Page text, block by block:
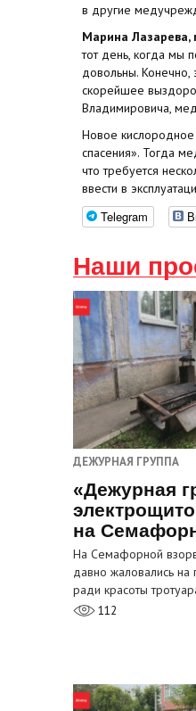
в другие
Марина Лазарева,
тот день, когда мы
довольны.
скорейшее
Владимировича,
Новое
спасения». Тогда
что требуется
ввести в
Telegram
Наши
ДЕЖУРНАЯ ГРУППА
«Дежурная
на
На Семафорной
давно жаловались
ради красоты
112